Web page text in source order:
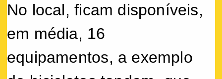
No local, ficam disponíveis,
em média, 16
equipamentos, a exemplo